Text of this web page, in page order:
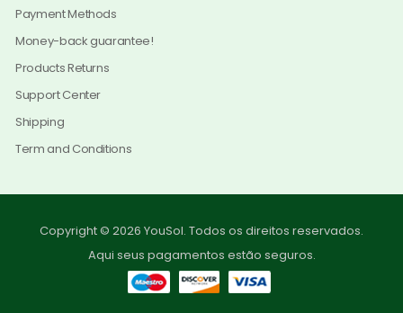
Payment Methods
Money-back guarantee!
Products Returns
Support Center
Shipping
Term and Conditions
Copyright © 2026 YouSol. Todos os direitos reservados.
Aqui seus pagamentos estão seguros.